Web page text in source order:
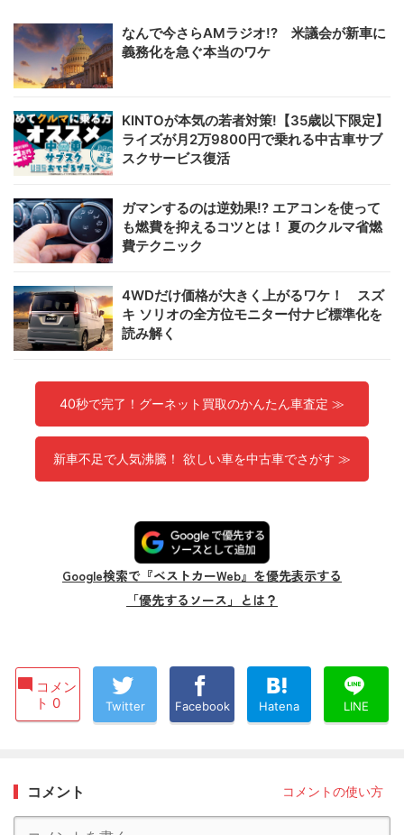
なんで今さらAMラジオ!? 米議会が新車に
義務化を急ぐ本当のワケ
KINTOが本気の若者対策!【35歳以下限定】
ライズが月2万9800円で乗れる中古車サブ
スクサービス復活
ガマンするのは逆効果!? エアコンを使って
も燃費を抑えるコツとは！ 夏のクルマ省燃
費テクニック
4WDだけ価格が大きく上がるワケ！ スズ
キ ソリオの全方位モニター付ナビ標準化を
読み解く
40秒で完了！グーネット買取のかんたん車査定 ≫
新車不足で人気沸騰！ 欲しい車を中古車でさがす ≫
Google検索で『ベストカーWeb』を優先表示する
「優先するソース」とは？
コメン
ト 0
Twitter Facebook Hatena LINE
コメント コメントの使い方